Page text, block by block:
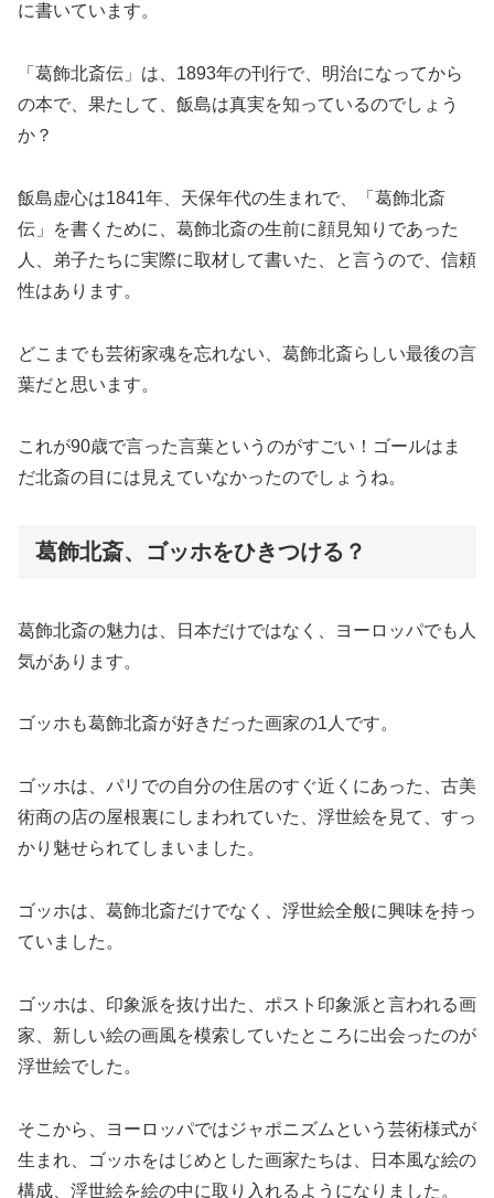
に書いています。
「葛飾北斎伝」は、1893年の刊行で、明治になってから
の本で、果たして、飯島は真実を知っているのでしょう
か？
飯島虚心は1841年、天保年代の生まれで、「葛飾北斎
伝」を書くために、葛飾北斎の生前に顔見知りであった
人、弟子たちに実際に取材して書いた、と言うので、信頼
性はあります。
どこまでも芸術家魂を忘れない、葛飾北斎らしい最後の言
葉だと思います。
これが90歳で言った言葉というのがすごい！ゴールはま
だ北斎の目には見えていなかったのでしょうね。
葛飾北斎、ゴッホをひきつける？
葛飾北斎の魅力は、日本だけではなく、ヨーロッパでも人
気があります。
ゴッホも葛飾北斎が好きだった画家の1人です。
ゴッホは、パリでの自分の住居のすぐ近くにあった、古美
術商の店の屋根裏にしまわれていた、浮世絵を見て、すっ
かり魅せられてしまいました。
ゴッホは、葛飾北斎だけでなく、浮世絵全般に興味を持っ
ていました。
ゴッホは、印象派を抜け出た、ポスト印象派と言われる画
家、新しい絵の画風を模索していたところに出会ったのが
浮世絵でした。
そこから、ヨーロッパではジャポニズムという芸術様式が
生まれ、ゴッホをはじめとした画家たちは、日本風な絵の
構成、浮世絵を絵の中に取り入れるようになりました。